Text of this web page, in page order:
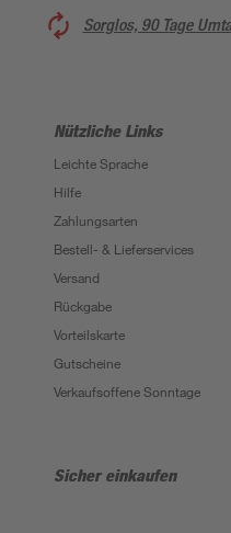
Sorglos, 90 Tage
Nützliche Links
Leichte Sprache
Hilfe
Zahlungsarten
Bestell- & Lieferservices
Versand
Rückgabe
Vorteilskarte
Gutscheine
Verkaufsoffene Sonntage
Sicher einkaufen